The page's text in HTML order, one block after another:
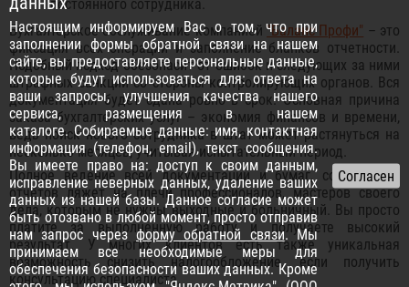
постоянного сотрудника.
Бухгалтерское обслуживание компанией"Баланс Профи" – это
фиксация всех операций и заполнение бланков отчетности.
Подобный подход обезопасит от ошибок и следующих за ними
штрафных санкций со стороны контролирующих органов. Вся
документация будет сдана ровно в срок. Основная причина
заказа бухгалтерских услуг – экономия финансов и времени,
ведь поиск нового сотрудника в штат может растянуться на
несколько месяцев, учитывая испытательный период.
Полное ведение всей документации и бумаг, составление
отчётов ляжет на плечи профессионалов, мастеров своего
дела, которым не нужны выходные и больничный. Вы просто
платите за выполненную работу и получаете высокий
результат. У многих клиентов есть также уникальная
возможность снизить налогообложение, если получить
консультацию специалиста.
Настоящим информируем Вас о том, что при
заполнении формы обратной связи на нашем
сайте, вы предоставляете персональные данные,
которые будут использоваться для: ответа на
ваши запросы, улучшения качества нашего
сервиса, размещения в нашем
каталоге. Собираемые данные: имя, контактная
информация (телефон, email), текст сообщения.
Вы имеете право на: доступ к своим данным,
исправление неверных данных, удаление ваших
данных из нашей базы. Данное согласие может
быть отозвано в любой момент, просто отправив
нам запрос черезформу обратной связи. Мы
принимаем все необходимые меры для
обеспечения безопасности ваших данных. Кроме